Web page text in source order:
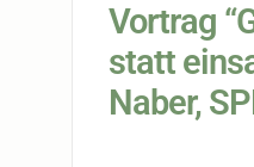
Vortrag
statt
Naber,